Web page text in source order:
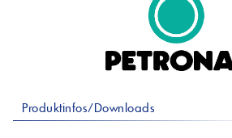
Produktinfos/Downloads